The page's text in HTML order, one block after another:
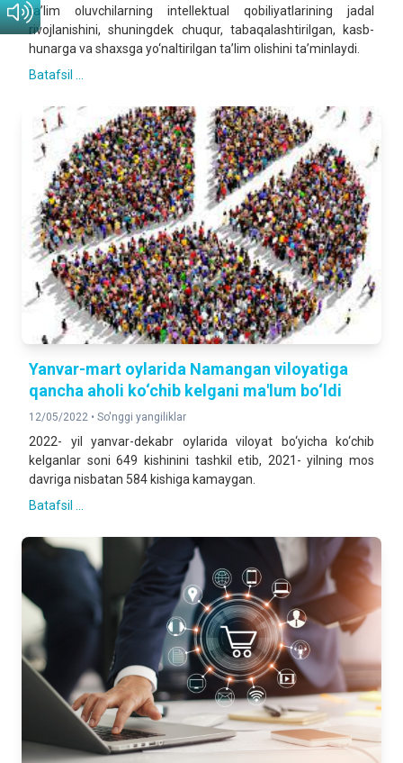
ta’lim oluvchilarning intellektual qobiliyatlarining jadal
rivojlanishini, shuningdek chuqur, tabaqalashtirilgan, kasb-
hunarga va shaxsga yo‘naltirilgan ta’lim olishini ta’minlaydi.
Batafsil ...
Yanvar-mart oylarida Namangan viloyatiga
qancha aholi ko‘chib kelgani ma'lum bo‘ldi
12/05/2022 • So'nggi yangiliklar
2022- yil yanvar-dekabr oylarida viloyat bo‘yicha ko‘chib
kelganlar soni 649 kishinini tashkil etib, 2021- yilning mos
davriga nisbatan 584 kishiga kamaygan.
Batafsil ...